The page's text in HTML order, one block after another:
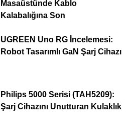
Masaüstünde Kablo
Kalabalığına Son
UGREEN Uno RG İncelemesi:
Robot Tasarımlı GaN Şarj Cihazı
Philips 5000 Serisi (TAH5209):
Şarj Cihazını Unutturan Kulaklık